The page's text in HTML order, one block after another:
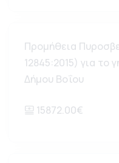
Προμήθεια
12845:2015) για το
Δήμου Βοΐου
15872.00€